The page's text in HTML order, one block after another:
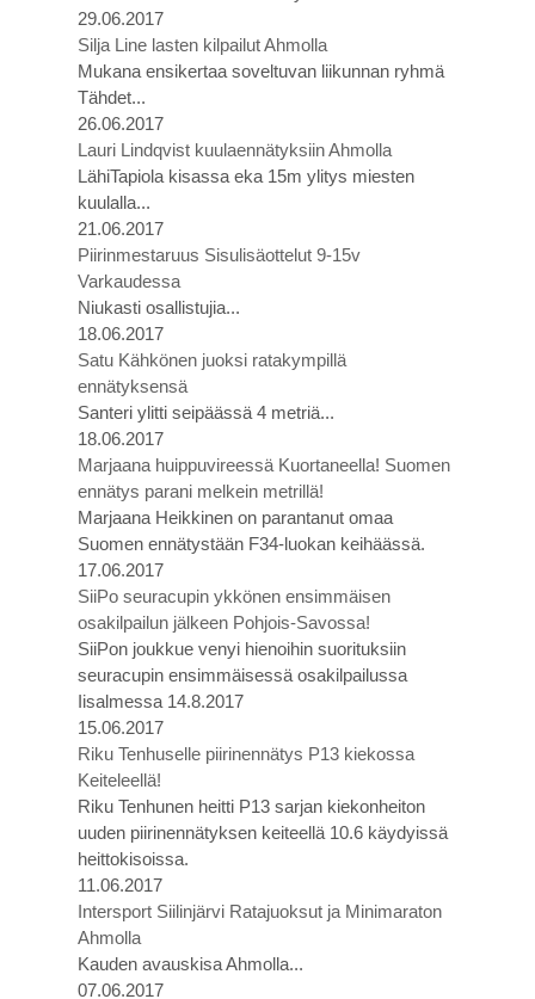
29.06.2017
Silja Line lasten kilpailut Ahmolla
Mukana ensikertaa soveltuvan liikunnan ryhmä
Tähdet...
26.06.2017
Lauri Lindqvist kuulaennätyksiin Ahmolla
LähiTapiola kisassa eka 15m ylitys miesten
kuulalla...
21.06.2017
Piirinmestaruus Sisulisäottelut 9-15v
Varkaudessa
Niukasti osallistujia...
18.06.2017
Satu Kähkönen juoksi ratakympillä
ennätyksensä
Santeri ylitti seipäässä 4 metriä...
18.06.2017
Marjaana huippuvireessä Kuortaneella! Suomen
ennätys parani melkein metrillä!
Marjaana Heikkinen on parantanut omaa
Suomen ennätystään F34-luokan keihäässä.
17.06.2017
SiiPo seuracupin ykkönen ensimmäisen
osakilpailun jälkeen Pohjois-Savossa!
SiiPon joukkue venyi hienoihin suorituksiin
seuracupin ensimmäisessä osakilpailussa
Iisalmessa 14.8.2017
15.06.2017
Riku Tenhuselle piirinennätys P13 kiekossa
Keiteleellä!
Riku Tenhunen heitti P13 sarjan kiekonheiton
uuden piirinennätyksen keiteellä 10.6 käydyissä
heittokisoissa.
11.06.2017
Intersport Siilinjärvi Ratajuoksut ja Minimaraton
Ahmolla
Kauden avauskisa Ahmolla...
07.06.2017